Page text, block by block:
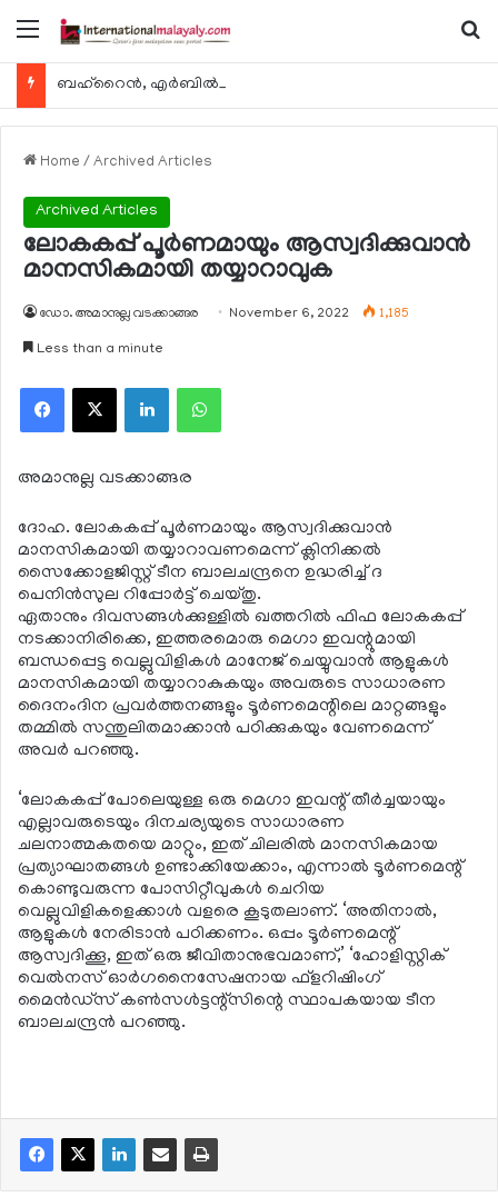
Menu
Home / Archived Articles
Archived Articles
ലോകകപ്പ് പൂര്‍ണമായും ആസ്വദിക്കുവാന്‍
മാനസികമായി തയ്യാറാവുക
ഡോ. അമാനുല്ല വടക്കാങ്ങര November 6, 2022 1,185
Less than a minute
Facebook
X LinkedInWhatsApp
അമാനുല്ല വടക്കാങ്ങര
ദോഹ. ലോകകപ്പ് പൂര്‍ണമായും ആസ്വദിക്കുവാന്‍
മാനസികമായി തയ്യാറാവണമെന്ന് ക്ലിനിക്കല്‍
സൈക്കോളജിസ്റ്റ് ടീന ബാലചന്ദ്രനെ ഉദ്ധരിച്ച് ദ
പെനിന്‍സുല റിപ്പോര്‍ട്ട് ചെയ്തു.
ഏതാനും ദിവസങ്ങള്‍ക്കുള്ളില്‍ ഖത്തറില്‍ ഫിഫ ലോകകപ്പ്
നടക്കാനിരിക്കെ, ഇത്തരമൊരു മെഗാ ഇവന്റുമായി
ബന്ധപ്പെട്ട വെല്ലുവിളികള്‍ മാനേജ് ചെയ്യുവാന്‍ ആളുകള്‍
മാനസികമായി തയ്യാറാകുകയും അവരുടെ സാധാരണ
ദൈനംദിന പ്രവര്‍ത്തനങ്ങളും ടൂര്‍ണമെന്റിലെ മാറ്റങ്ങളും
തമ്മില്‍ സന്തുലിതമാക്കാന്‍ പഠിക്കുകയും വേണമെന്ന്
അവര്‍ പറഞ്ഞു.
‘ലോകകപ്പ് പോലെയുള്ള ഒരു മെഗാ ഇവന്റ് തീര്‍ച്ചയായും
എല്ലാവരുടെയും ദിനചര്യയുടെ സാധാരണ
ചലനാത്മകതയെ മാറ്റും, ഇത് ചിലരില്‍ മാനസികമായ
പ്രത്യാഘാതങ്ങള്‍ ഉണ്ടാക്കിയേക്കാം, എന്നാല്‍ ടൂര്‍ണമെന്റ്
കൊണ്ടുവരുന്ന പോസിറ്റീവുകള്‍ ചെറിയ
വെല്ലുവിളികളെക്കാള്‍ വളരെ കൂടുതലാണ്. ‘അതിനാല്‍,
ആളുകള്‍ നേരിടാന്‍ പഠിക്കണം. ഒപ്പം ടൂര്‍ണമെന്റ്
ആസ്വദിക്കൂ, ഇത് ഒരു ജീവിതാനുഭവമാണ്,’ ‘ഹോളിസ്റ്റിക്
വെല്‍നസ് ഓര്‍ഗനൈസേഷനായ ഫ്‌ളറിഷിംഗ്
മൈന്‍ഡ്‌സ് കണ്‍സള്‍ട്ടന്റ്‌സിന്റെ സ്ഥാപകയായ ടീന
ബാലചന്ദ്രന്‍ പറഞ്ഞു.